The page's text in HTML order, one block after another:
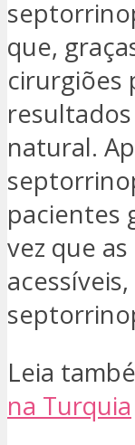
que,
cirurgiões
natural.
pacientes
vez que
Leia
na Turquia